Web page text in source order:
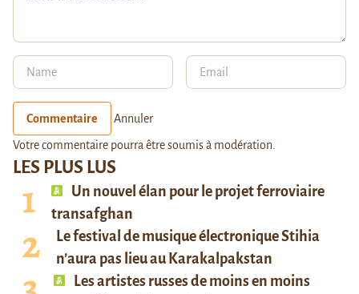
LES PLUS LUS
Un nouvel élan pour le projet ferroviaire
transafghan
Le festival de musique électronique Stihia
n’aura pas lieu au Karakalpakstan
Les artistes russes de moins en moins
Commentaire Annuler
Votre commentaire pourra être soumis à modération.